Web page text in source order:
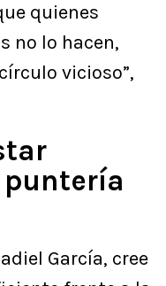
quienes
no lo hacen,
vicioso”,
García, cree